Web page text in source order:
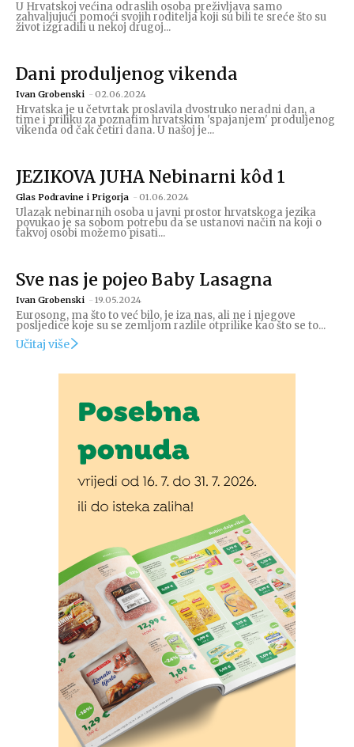
U Hrvatskoj većina odraslih osoba preživljava samo
zahvaljujući pomoći svojih roditelja koji su bili te sreće što su
život izgradili u nekoj drugoj...
Dani produljenog vikenda
Ivan Grobenski - 02.06.2024
Hrvatska je u četvrtak proslavila dvostruko neradni dan, a
time i priliku za poznatim hrvatskim 'spajanjem' produljenog
vikenda od čak četiri dana. U našoj je...
JEZIKOVA JUHA Nebinarni kôd 1
Glas Podravine i Prigorja - 01.06.2024
Ulazak nebinarnih osoba u javni prostor hrvatskoga jezika
povukao je sa sobom potrebu da se ustanovi način na koji o
takvoj osobi možemo pisati...
Sve nas je pojeo Baby Lasagna
Ivan Grobenski - 19.05.2024
Eurosong, ma što to već bilo, je iza nas, ali ne i njegove
posljedice koje su se zemljom razlile otprilike kao što se to...
Učitaj više